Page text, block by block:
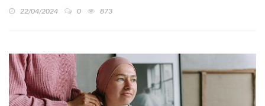
22/04/2024 0 873